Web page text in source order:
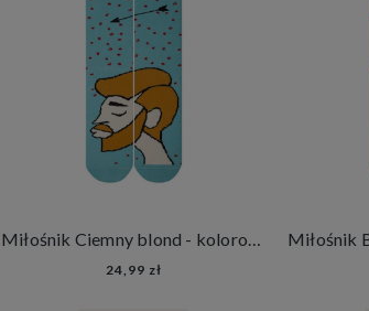
Miłośnik Ciemny blond - kolorowe skarpetki na Walentynki
24,99 zł